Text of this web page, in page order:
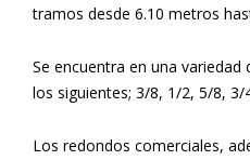
tramos desde 6.10 metros
Se encuentra en una
los siguientes; 3/8, 1/2, 5/8, 3/
Los redondos comerciales,